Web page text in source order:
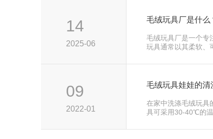
14
2025-06
毛绒玩具厂是什么
毛绒玩具厂是一个专
玩具通常以其柔软、
09
2022-01
毛绒玩具娃娃的清
在家中洗涤毛绒玩具
具可采用30-40℃的